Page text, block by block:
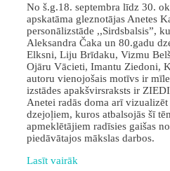
No š.g.18. septembra līdz 30.
apskatāma gleznotājas Anetes
personālizstāde ,,Sirdsbalsis”,
Aleksandra Čaka un 80.gadu
Elksni, Liju Brīdaku, Vizmu
Ojāru Vācieti, Imantu Ziedoni,
autoru vienojošais motīvs ir
izstādes apakšvirsraksts ir
Anetei radās doma arī
dzejoļiem, kuros atbalsojās šī
apmeklētājiem radīsies gaišas
piedāvātajos mākslas darbos.
Lasīt vairāk